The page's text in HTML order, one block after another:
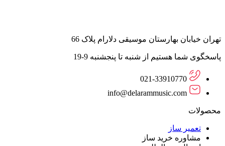
تهران خیابان بهارستان موسیقی دلارام پلاک 66
پاسخگوی شما هستیم از شنبه تا پنجشنبه 9-19
021-33910770
info@delarammusic.com
محصولات
تعمیر ساز
مشاوره خرید ساز